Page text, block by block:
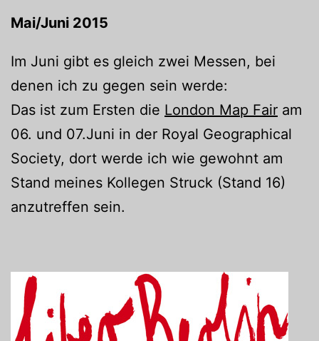
Mai/Juni 2015
Im Juni gibt es gleich zwei Messen, bei
denen ich zu gegen sein werde:
Das ist zum Ersten die London Map Fair am
06. und 07.Juni in der Royal Geographical
Society, dort werde ich wie gewohnt am
Stand meines Kollegen Struck (Stand 16)
anzutreffen sein.